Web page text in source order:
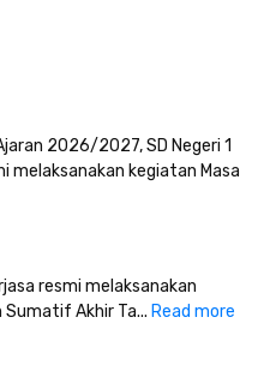
2026/2027, SD Negeri 1
melaksanakan kegiatan Masa
resmi melaksanakan
Akhir Ta... Read more